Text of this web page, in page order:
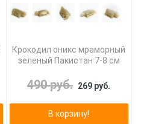
Крокодил оникс мраморный
зеленый Пакистан 7-8 см
490 руб. 269 руб.
В корзину!